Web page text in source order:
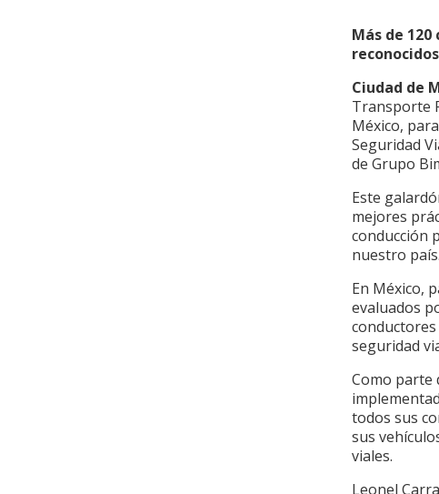
Más de
Ciudad de
Transporte
México,
Seguridad
de Grupo
Este
mejores
conducción
nuestro país.
En México,
evaluados
seguridad
Como parte
todos sus
sus
viales.
Leonel